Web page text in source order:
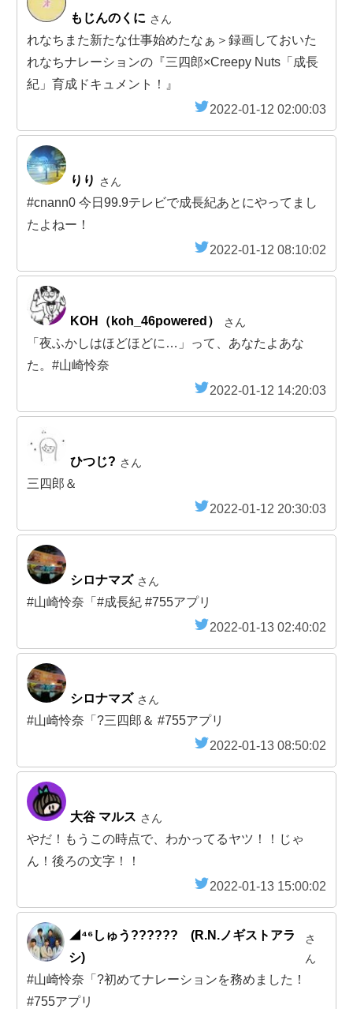
もじんのくに さん
れなちまた新たな仕事始めたなぁ＞録画しておいた
れなちナレーションの『三四郎×Creepy Nuts「成長
紀」育成ドキュメント！』
2022-01-12 02:00:03
りり さん
#cnann0 今日99.9テレビで成長紀あとにやってまし
たよねー！
2022-01-12 08:10:02
KOH（koh_46powered） さん
「夜ふかしはほどほどに…」って、あなたよあな
た。#山崎怜奈
2022-01-12 14:20:03
ひつじ? さん
三四郎＆
2022-01-12 20:30:03
シロナマズ さん
#山崎怜奈「#成長紀 #755アプリ
2022-01-13 02:40:02
シロナマズ さん
#山崎怜奈「?三四郎＆ #755アプリ
2022-01-13 08:50:02
大谷 マルス さん
やだ！もうこの時点で、わかってるヤツ！！じゃ
ん！後ろの文字！！
2022-01-13 15:00:02
◢⁴⁶しゅう?????? (R.N.ノギストアラ
シ)
さ
ん
#山崎怜奈「?初めてナレーションを務めました！
#755アプリ